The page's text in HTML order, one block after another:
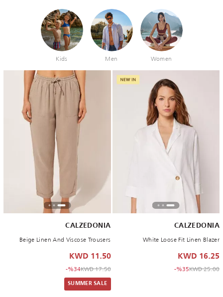
Women
Men
Kids
CALZEDONIA
White Loose Fit Linen Blazer
16.25 KWD
Price reduced from
25.00 KWD
to 16.25 KWD
%35-
CALZEDONIA
Beige Linen And Viscose Trousers
11.50 KWD
Price reduced from
17.50 KWD
to 11.50 KWD
%34-
SUMMER SALE